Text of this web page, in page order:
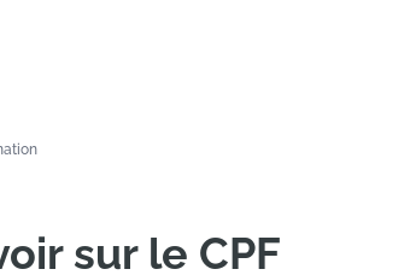
sur le CPF